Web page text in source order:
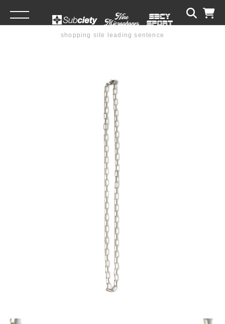
shopping site leading sentence